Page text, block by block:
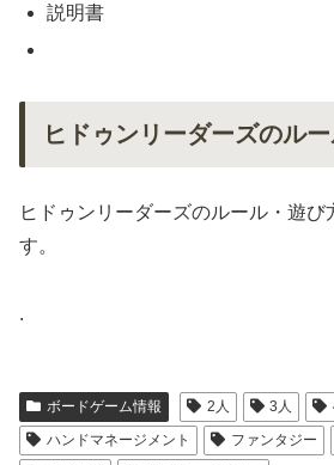
説明書
ヒドゥンリーダーズのル
ヒドゥンリーダーズのルール・遊び
す。
.
ボードゲーム情報 2人 3人
ハンドマネージメント
ファンタジー